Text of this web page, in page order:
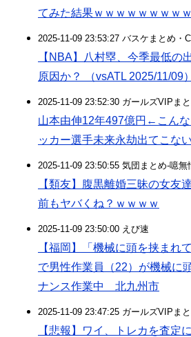
てみた結果ｗｗｗｗｗｗｗｗｗ
2025-11-09 23:53:27 バスケまとめ・
【NBA】八村塁、今季最低
原因か？ （vsATL 2025/11/09）
2025-11-09 23:52:30 ガールズVIPま
山本由伸12年497億円←こん
ッカー選手未来永劫出てこな
2025-11-09 23:50:55 気団まとめ-噫
【類友】腹黒離婚三昧の女友
前もヤバくね？ｗｗｗｗ
2025-11-09 23:50:00 えび速
【福岡】「機械に頭を挟まれ
で男性作業員（22）が機械
ナンス作業中 北九州市
2025-11-09 23:47:25 ガールズVIPま
【悲報】ワイ、トレカを査定